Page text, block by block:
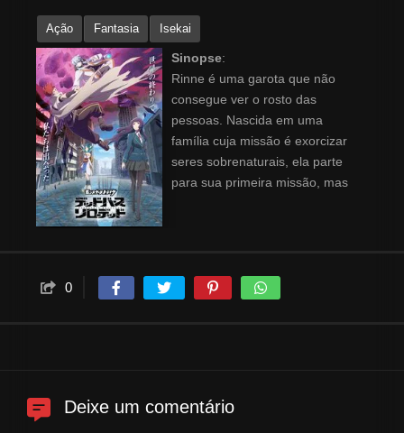
Ação Fantasia Isekai
Sinopse:
Rinne é uma garota que não
consegue ver o rosto das
pessoas. Nascida em uma
família cuja missão é exorcizar
seres sobrenaturais, ela parte
para sua primeira missão, mas
misterioso chamado Jugemu,
diversos mundos à beira do
0
Deixe um comentário